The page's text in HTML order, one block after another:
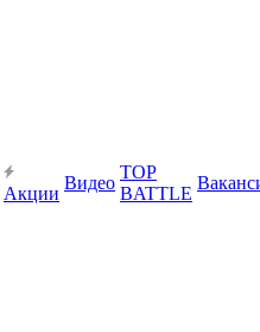
Акции
Видео
TOP
BATTLE